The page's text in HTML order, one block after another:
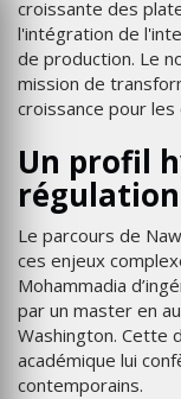
croissante des
l'intégration de
de production. Le
mission de
croissance pour
Un profil
Le parcours de
ces enjeux
Mohammadia
par un master en
Washington. Cette
académique lui
contemporains.